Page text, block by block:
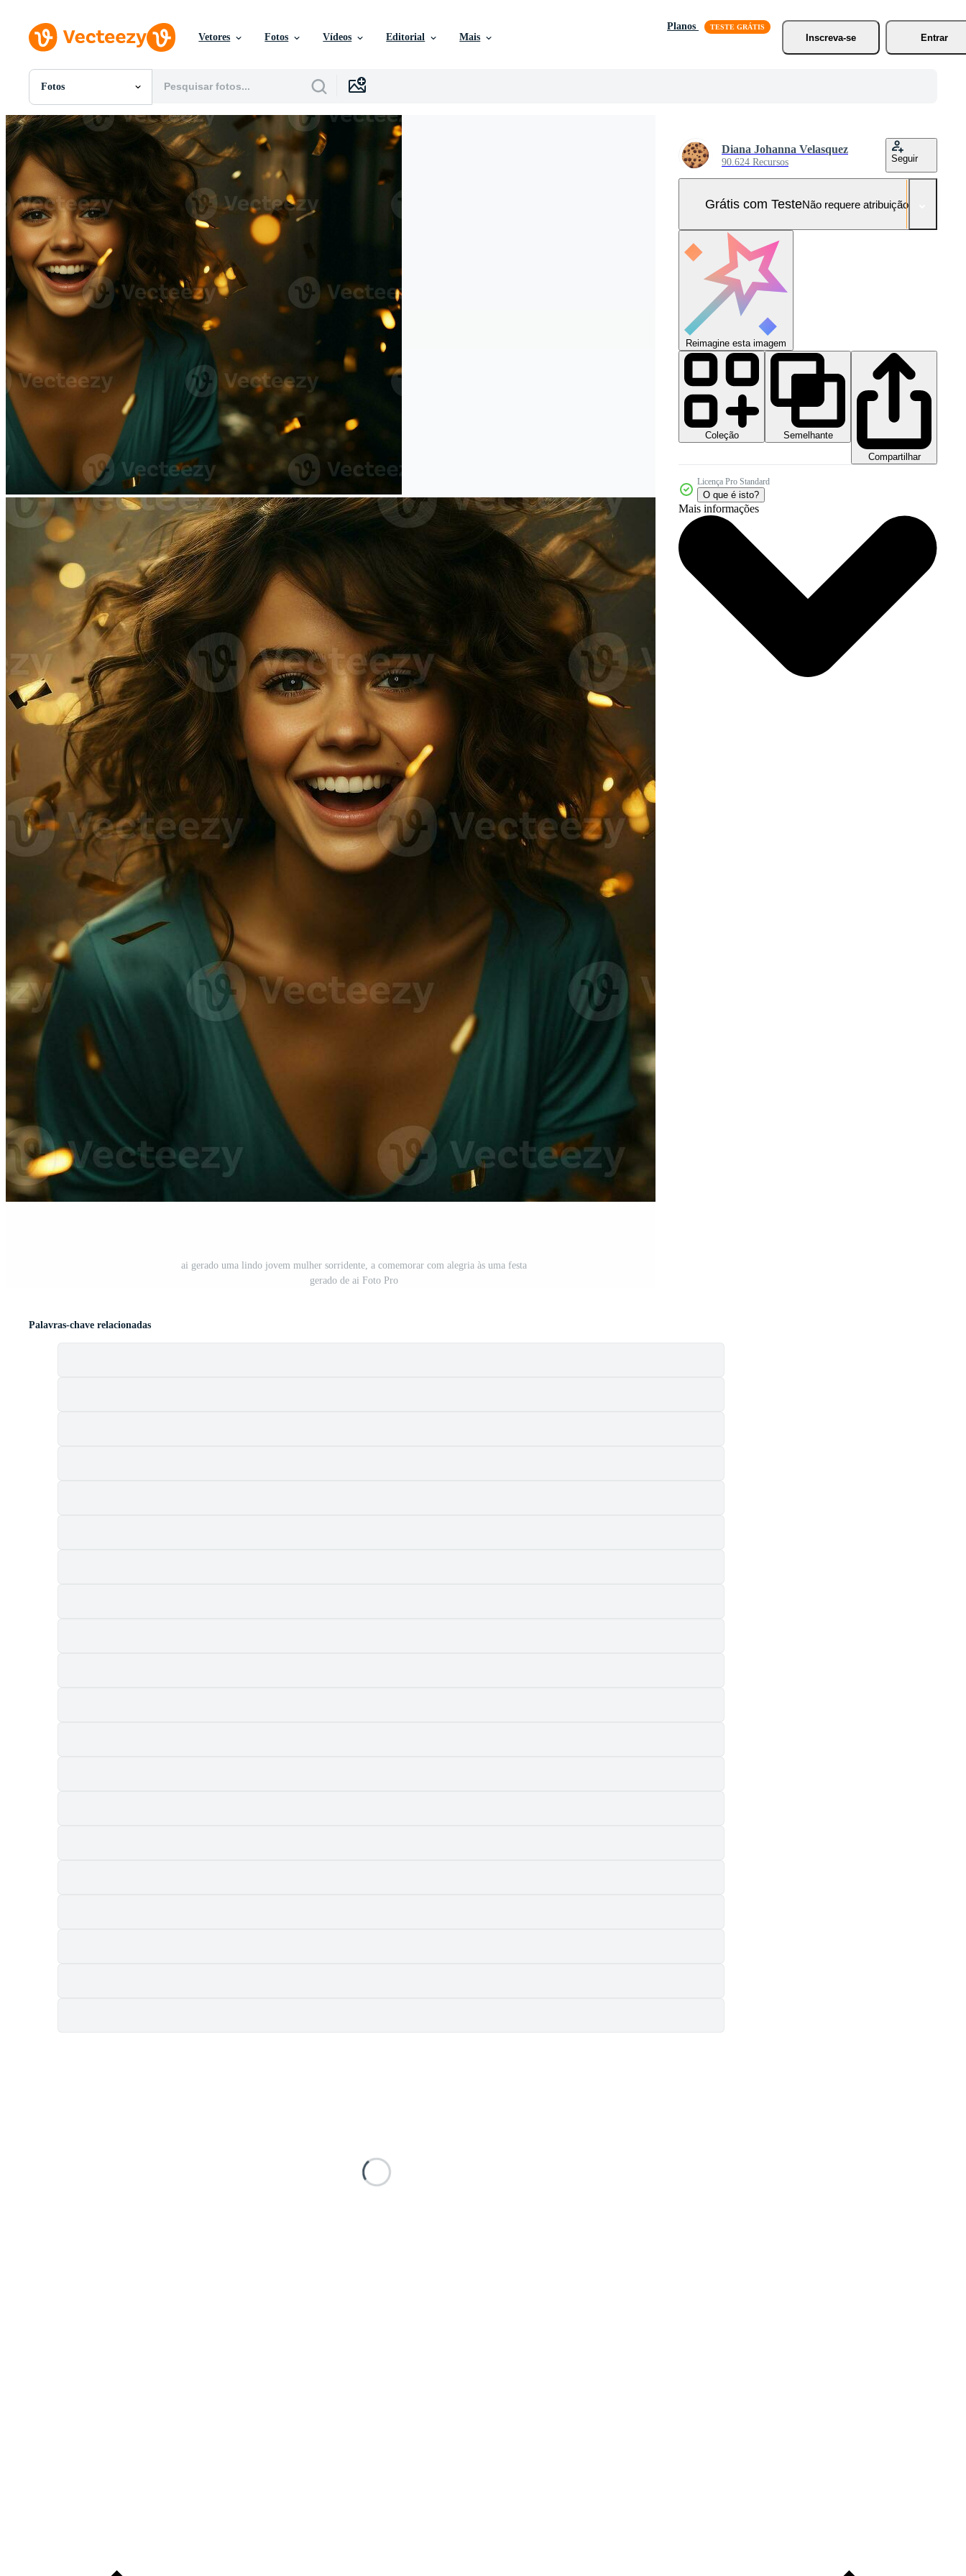
Vetores Fotos Vídeos Editorial Mais
Planos
Inscreva-se
Entrar
Fotos
Todas Imagens
Fotos
Modelos
Vetores
Videos
Motion graphics
Imagens Editoriais
Eventos Editoriais
ai gerado uma lindo jovem mulher sorridente, a comemorar com alegria às uma festa
gerado de ai Foto Pro
Diana Johanna Velasquez
90.624 Recursos Seguir
Grátis com TesteNão requere atribuição!
Reimagine esta imagem
Coleção
Semelhante
Compartilhar
Licença Pro Standard
O que é isto?
Mais informações
Palavras-chave relacionadas